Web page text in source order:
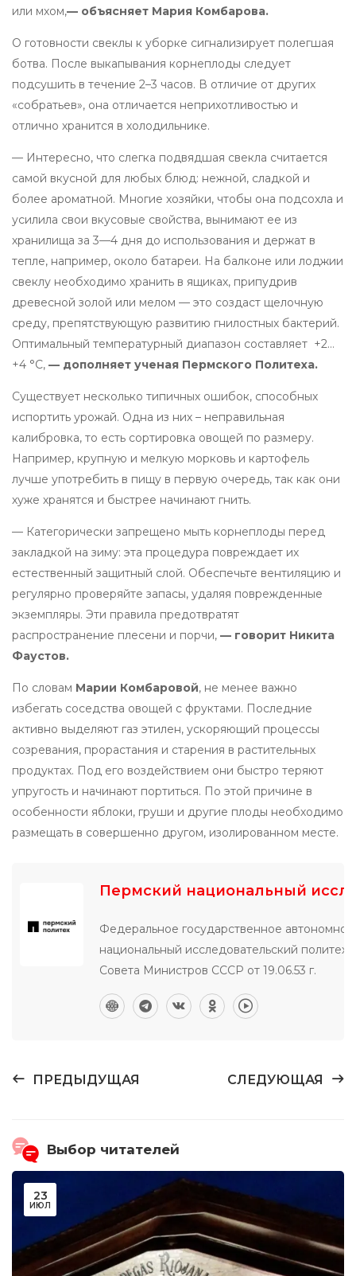
или мхом,— объясняет Мария Комбарова.
О готовности свеклы к уборке сигнализирует полегшая
ботва. После выкапывания корнеплоды следует
подсушить в течение 2–3 часов. В отличие от других
«собратьев», она отличается неприхотливостью и
отлично хранится в холодильнике.
— Интересно, что слегка подвядшая свекла считается
самой вкусной для любых блюд: нежной, сладкой и
более ароматной. Многие хозяйки, чтобы она подсохла и
усилила свои вкусовые свойства, вынимают ее из
хранилища за 3—4 дня до использования и держат в
тепле, например, около батареи. На балконе или лоджии
свеклу необходимо хранить в ящиках, припудрив
древесной золой или мелом — это создаст щелочную
среду, препятствующую развитию гнилостных бактерий.
Оптимальный температурный диапазон составляет +2…
+4 °C, — дополняет ученая Пермского Политеха.
Существует несколько типичных ошибок, способных
испортить урожай. Одна из них – неправильная
калибровка, то есть сортировка овощей по размеру.
Например, крупную и мелкую морковь и картофель
лучше употребить в пищу в первую очередь, так как они
хуже хранятся и быстрее начинают гнить.
— Категорически запрещено мыть корнеплоды перед
закладкой на зиму: эта процедура повреждает их
естественный защитный слой. Обеспечьте вентиляцию и
регулярно проверяйте запасы, удаляя поврежденные
экземпляры. Эти правила предотвратят
распространение плесени и порчи, — говорит Никита
Фаустов.
По словам Марии Комбаровой, не менее важно
избегать соседства овощей с фруктами. Последние
активно выделяют газ этилен, ускоряющий процессы
созревания, прорастания и старения в растительных
продуктах. Под его воздействием они быстро теряют
упругость и начинают портиться. По этой причине в
особенности яблоки, груши и другие плоды необходимо
размещать в совершенно другом, изолированном месте.
Пермский национальный
Федеральное государственное
национальный исследовательский
Совета Министров СССР от 19.06.53 г.
ПРЕДЫДУЩАЯ СЛЕДУЮЩАЯ
Выбор читателей
23
ИЮЛ